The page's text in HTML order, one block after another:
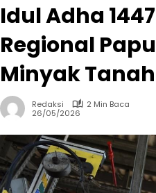
Idul Adha
Regional
Minyak Tanah
Redaksi
2 Min Baca
26/05/2026